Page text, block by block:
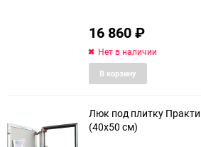
16 860₽
Нет в наличии
В корзину
Люк под плитку
(40x50 см)